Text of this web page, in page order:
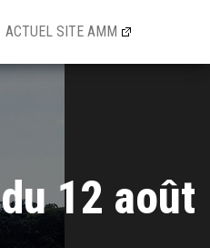
ACTUEL SITE AMM
12 août